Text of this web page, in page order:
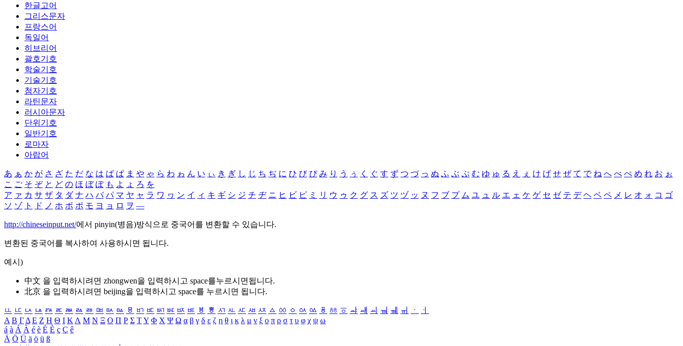
한글고어
그리스문자
프랑스어
독일어
히브리어
괄호기호
학술기호
기술기호
첨자기호
라틴문자
러시아문자
단위기호
일반기호
로마자
아랍어
あ ぁ か が さ ざ た だ な は ば ぱ ま や ゃ ら わ ゎ ん い ぃ き ぎ し じ ち ぢ に ひ び ぴ み り う ぅ く ぐ す ず つ づ っ ぬ ふ ぶ ぷ む ゆ ゅ る え ぇ け げ せ ぜ て で ね へ べ ぺ め れ お ぉ
こ ご そ ぞ と ど の ほ ぼ ぽ も よ ょ ろ を
ア ァ カ サ ザ タ ダ ナ ハ バ パ マ ヤ ャ ラ ワ ヮ ン イ ィ キ ギ シ ジ チ ヂ ニ ヒ ビ ピ ミ リ ウ ゥ ク グ ス ズ ツ ヅ ッ ヌ フ ブ プ ム ユ ュ ル エ ェ ケ ゲ セ ゼ テ デ ヘ ベ ペ メ レ オ ォ コ ゴ
ソ ゾ ト ド ノ ホ ボ ポ モ ヨ ョ ロ ヲ ―
http://chineseinput.net/에서 pinyin(병음)방식으로 중국어를 변환할 수 있습니다.
변환된 중국어를 복사하여 사용하시면 됩니다.
예시)
中文 을 입력하시려면 zhongwen을 입력하시고 space를누르시면됩니다.
北京 을 입력하시려면 beijing을 입력하시고 space를 누르시면 됩니다.
ㅥ ㅦ ㅧ ㅨ ㅩ ㅪ ㅫ ㅬ ㅭ ㅮ ㅯ ㅰ ㅱ ㅲ ㅳ ㅴ ㅵ ㅶ ㅷ ㅸ ㅹ ㅺ ㅻ ㅼ ㅽ ㅾ ㅿ ㆀ ㆁ ㆂ ㆃ ㆄ ㆅ ㆆ ㆇ ㆈ ㆉ ㆊ ㆋ ㆌ ㆍ
ㆎ
Α Β ΓΔ Ε Ζ Η Θ Ι ΚΛ Μ Ν Ξ Ο Π Ρ Σ ΤΥ Φ Χ Ψ Ω α β γ δ ε ζ η θ ι κ λ μ ν ξ ο π ρ σ τ υ φ χ ψ ω
á à Á À é è É È ç Ç ê
Ä Ö Ü ä ö ü ß